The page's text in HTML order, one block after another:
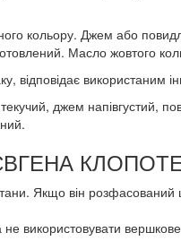
кольору. Джем або
Масло жовтого
відповідає використаним
джем напівгустий,
Якщо він
використовувати